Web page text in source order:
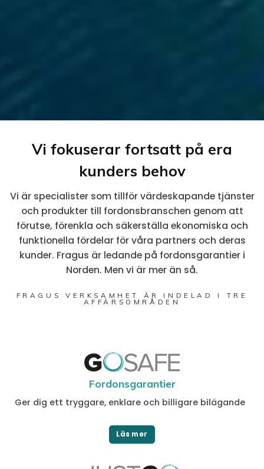
Vi fokuserar fortsatt på era
kunders behov
Vi är specialister som tillför värdeskapande tjänster
och produkter till fordonsbranschen genom att
förutse, förenkla och säkerställa ekonomiska och
funktionella fördelar för våra partners och deras
kunder. Fragus är ledande på fordonsgarantier i
Norden. Men vi är mer än så.
FRAGUS VERKSAMHET ÄR INDELAD I TRE
AFFÄRSOMRÅDEN
Fordonsgarantier
Ger dig ett tryggare, enklare och billigare bilägande
Läs mer